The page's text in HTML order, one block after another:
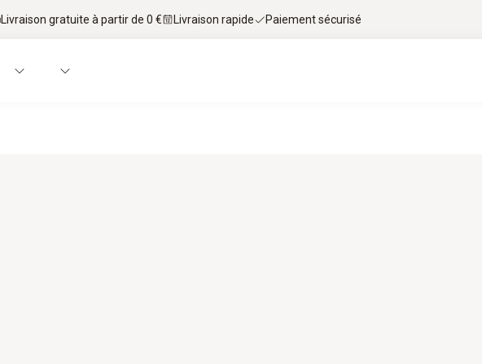
Livraison gratuite à partir de 0 € Livraison rapide Paiement sécurisé